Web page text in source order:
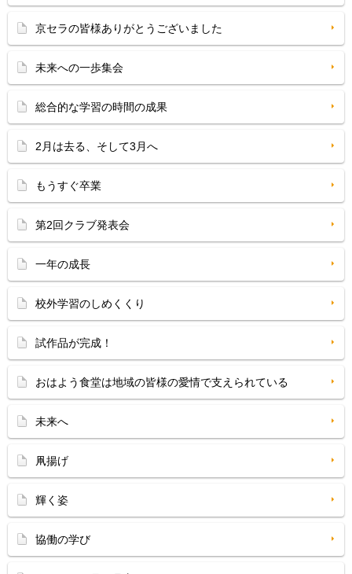
京セラの皆様ありがとうございました
未来への一歩集会
総合的な学習の時間の成果
2月は去る、そして3月へ
もうすぐ卒業
第2回クラブ発表会
一年の成長
校外学習のしめくくり
試作品が完成！
おはよう食堂は地域の皆様の愛情で支えられている
未来へ
凧揚げ
輝く姿
協働の学び